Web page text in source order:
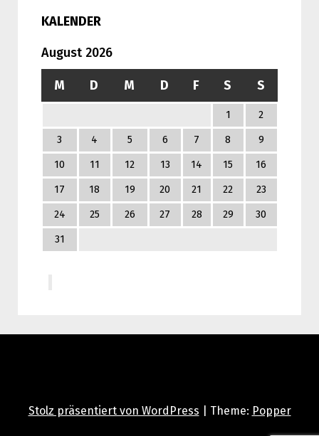
KALENDER
August 2026
M D M D F S S
1 2
3 4 5 6 7 8 9
10 11 12 13 14 15 16
17 18 19 20 21 22 23
24 25 26 27 28 29 30
31
Stolz präsentiert von WordPress Theme: Popper